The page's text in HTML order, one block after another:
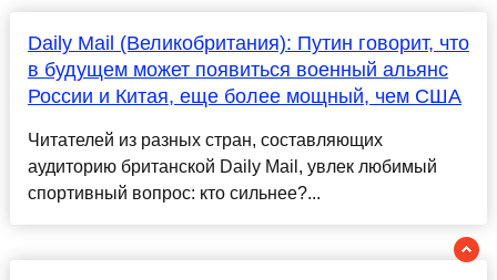
Daily Mail (Великобритания): Путин говорит, что
в будущем может появиться военный альянс
России и Китая, еще более мощный, чем США
Читателей из разных стран, составляющих
аудиторию британской Daily Mail, увлек любимый
спортивный вопрос: кто сильнее?...